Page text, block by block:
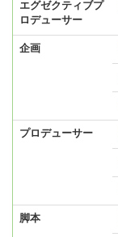
エグゼクティブプ
ロデューサー
企画
プロデューサー
脚本